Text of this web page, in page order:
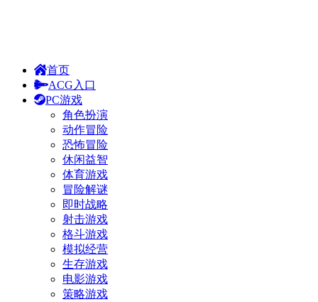
首页
ACG入口
PC游戏
角色扮演
动作冒险
恐怖冒险
休闲益智
体育游戏
冒险解谜
即时战略
射击游戏
格斗游戏
模拟经营
生存游戏
电影游戏
策略游戏